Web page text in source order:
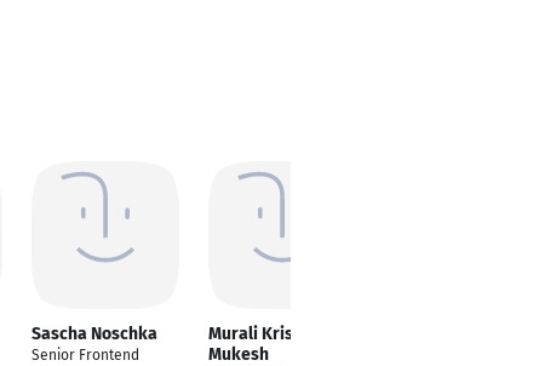
Sascha Noschka
Senior Frontend
Murali Krishnan
Mukesh